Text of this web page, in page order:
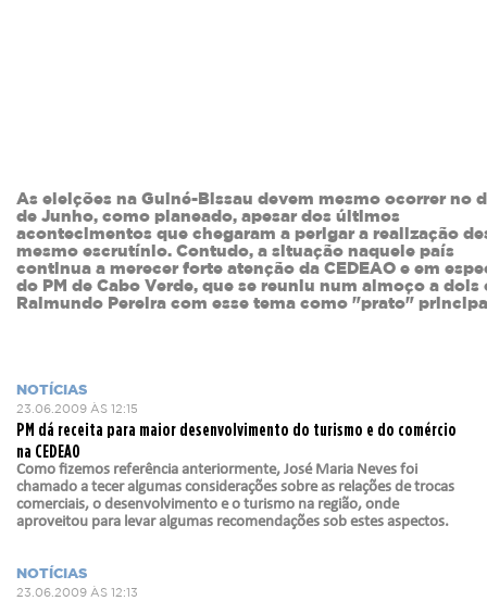
As eleições na Guiné-Bissau devem mesmo ocorrer no
de Junho, como planeado, apesar dos últimos
acontecimentos que chegaram a perigar a realização
mesmo escrutínio. Contudo, a situação naquele país
continua a merecer forte atenção da CEDEAO e em
do PM de Cabo Verde, que se reuniu num almoço a dois
Raimundo Pereira com esse tema como "prato"
NOTÍCIAS
23.06.2009 ÀS 12:15
PM dá receita para maior desenvolvimento do turismo e do comércio
na CEDEAO
Como fizemos referência anteriormente, José Maria Neves foi
chamado a tecer algumas considerações sobre as relações de trocas
comerciais, o desenvolvimento e o turismo na região, onde
aproveitou para levar algumas recomendações sob estes aspectos.
NOTÍCIAS
23.06.2009 ÀS 12:13